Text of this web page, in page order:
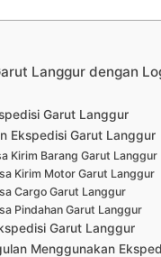
Langgur dengan
Garut Langgur
Ekspedisi Garut Langgur
Kirim Barang Garut Langgur
Kirim Motor Garut Langgur
Cargo Garut Langgur
Pindahan Garut Langgur
Garut Langgur
Menggunakan